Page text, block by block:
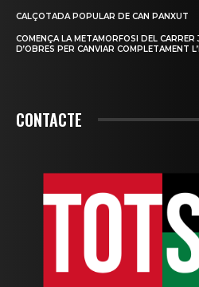
CALÇOTADA POPULAR DE CAN PANXUT
COMENÇA LA METAMORFOSI DEL
D’OBRES PER CANVIAR COMPLETAMENT
CONTACTE